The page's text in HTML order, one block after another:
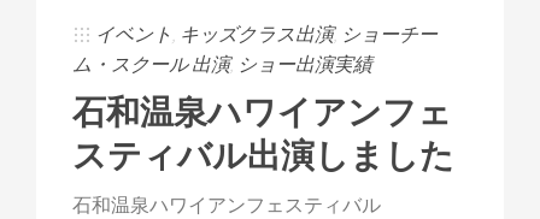
イベント , キッズクラス出演, ショーチー
ム・スクール 出演, ショー出演実績
石和温泉ハワイアンフェ
スティバル出演しました
石和温泉ハワイアンフェスティバル